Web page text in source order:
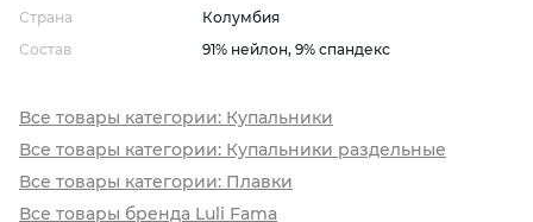
Страна
Колумбия
Состав
91% нейлон, 9% спандекс
Все товары категории: Купальники
Все товары категории: Купальники раздельные
Все товары категории: Плавки
Все товары бренда Luli Fama